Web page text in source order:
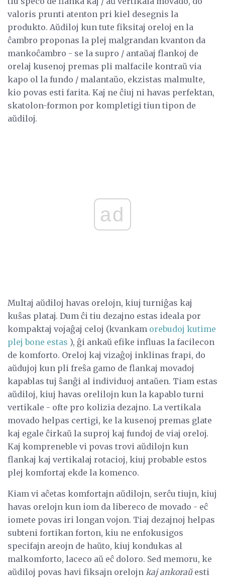
valoris prunti atenton pri kiel desegnis la
produkto. Aŭdiloj kun tute fiksitaj oreloj en la
ĉambro proponas la plej malgrandan kvanton da
mankoĉambro - se la supro / antaŭaj flankoj de
orelaj kusenoj premas pli malfacile kontraŭ via
kapo ol la fundo / malantaŭo, ekzistas malmulte,
kio povas esti farita. Kaj ne ĉiuj ni havas perfektan,
skatolon-formon por kompletigi tiun tipon de
aŭdiloj.
ad
Multaj aŭdiloj havas orelojn, kiuj turniĝas kaj
kuŝas plataj. Dum ĉi tiu dezajno estas ideala por
kompaktaj vojaĝaj celoj (kvankam orebudoj kutime
plej bone estas ), ĝi ankaŭ efike influas la facilecon
de komforto. Oreloj kaj vizaĝoj inklinas frapi, do
aŭdujoj kun pli freŝa gamo de flankaj movadoj
kapablas tuj ŝanĝi al individuoj antaŭen. Tiam estas
aŭdiloj, kiuj havas orelilojn kun la kapablo turni
vertikale - ofte pro kolizia dezajno. La vertikala
movado helpas certigi, ke la kusenoj premas glate
kaj egale ĉirkaŭ la suproj kaj fundoj de viaj oreloj.
Kaj kompreneble vi povas trovi aŭdilojn kun
flankaj kaj vertikalaj rotacioj, kiuj probable estos
plej komfortaj ekde la komenco.
Kiam vi aĉetas komfortajn aŭdilojn, serĉu tiujn, kiuj
havas orelojn kun iom da libereco de movado - eĉ
iomete povas iri longan vojon. Tiaj dezajnoj helpas
subteni fortikan forton, kiu ne enfokusigos
specifajn areojn de haŭto, kiuj kondukas al
malkomforto, laceco aŭ eĉ doloro. Sed memoru, ke
aŭdiloj povas havi fiksajn orelojn kaj ankoraŭesti